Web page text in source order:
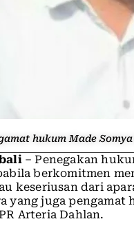
hukum Made
– Penegakan
berkomitmen
keseriusan dari
yang juga pengamat
Arteria Dahlan.